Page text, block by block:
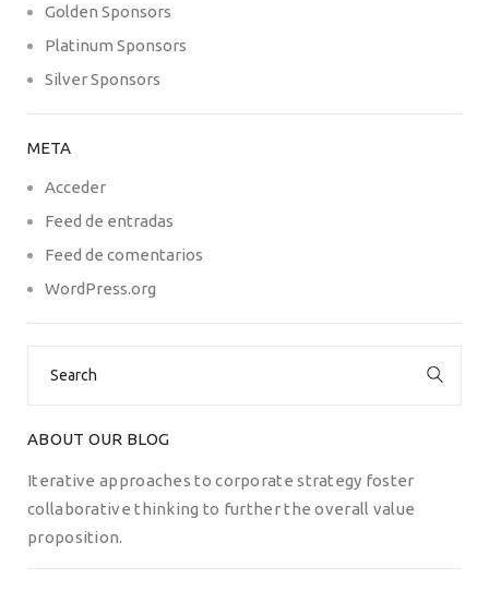
Golden Sponsors
Platinum Sponsors
Silver Sponsors
META
Acceder
Feed de entradas
Feed de comentarios
WordPress.org
ABOUT OUR BLOG
Iterative approaches to corporate strategy foster
collaborative thinking to further the overall value
proposition.